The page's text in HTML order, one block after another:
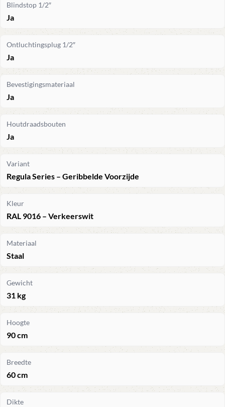
Blindstop 1/2″
Ja
Ontluchtingsplug 1/2″
Ja
Bevestigingsmateriaal
Ja
Houtdraadsbouten
Ja
Variant
Regula Series – Geribbelde Voorzijde
Kleur
RAL 9016 – Verkeerswit
Materiaal
Staal
Gewicht
31 kg
Hoogte
90 cm
Breedte
60 cm
Dikte